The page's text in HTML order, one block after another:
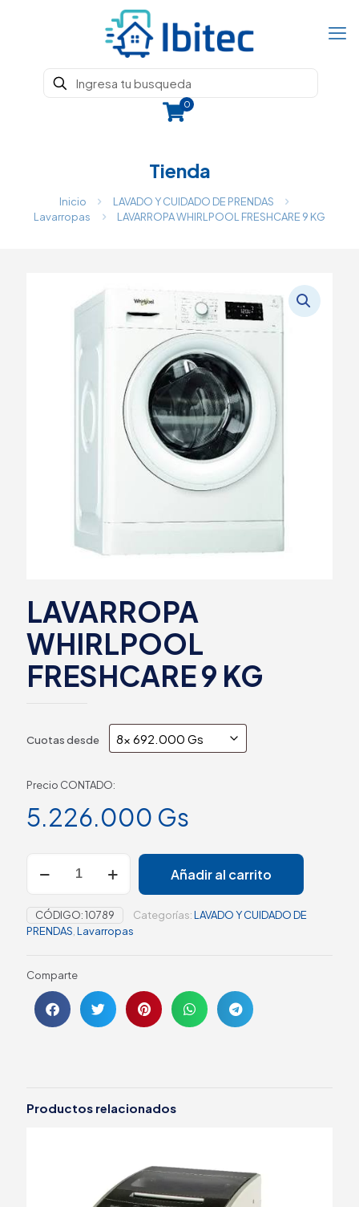
0
Tienda
Inicio
LAVADO Y CUIDADO DE PRENDAS
Lavarropas
LAVARROPA WHIRLPOOL FRESHCARE 9 KG
LAVARROPA
WHIRLPOOL
FRESHCARE 9 KG
Cuotas desde
Precio CONTADO:
5.226.000 Gs
Añadir al carrito
CÓDIGO:10789 Categorías:LAVADO Y CUIDADO DE
PRENDAS Lavarropas
Comparte
Productos relacionados